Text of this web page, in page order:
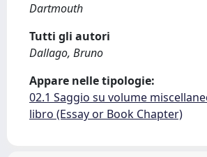
Dartmouth
Tutti gli autori
Dallago, Bruno
Appare nelle tipologie:
02.1 Saggio su volume
libro (Essay or Book Chapter)